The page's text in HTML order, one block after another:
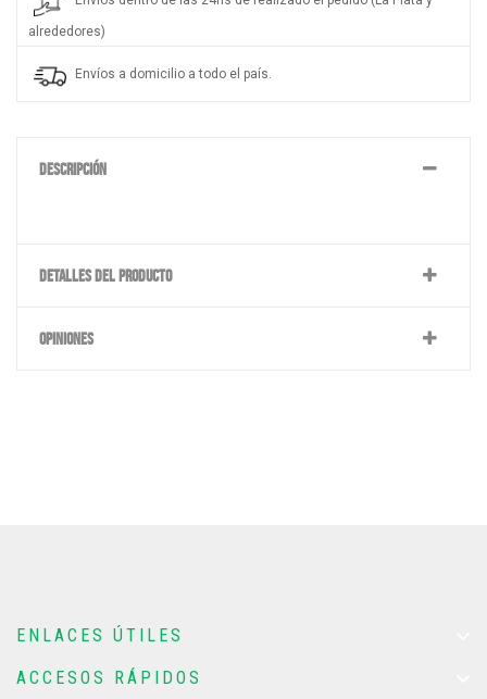
alrededores)
Envíos a domicilio a todo el país.
DESCRIPCIÓN
DETALLES DEL PRODUCTO
OPINIONES
ENLACES ÚTILES
ACCESOS RÁPIDOS